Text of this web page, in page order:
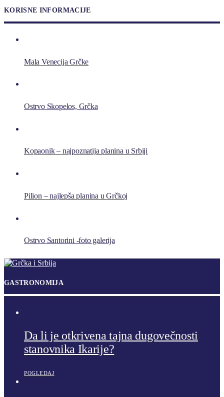
KORISNE INFORMACIJE
Mala Venecija Grčke
Ostrvo Skopelos, Grčka
Kopaonik – najpoznatija planina u Srbiji
Pilion – najlepša planina u Grčkoj
Ostrvo Santorini -foto galerija
GASTRONOMIJA
Da li je otkrivena tajna dugovečnosti
stanovnika Ikarije?
POGLEDAJ